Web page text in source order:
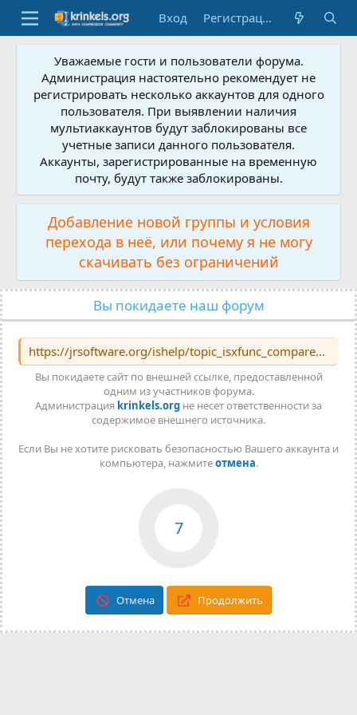
Вход Регистрация
Уважаемые гости и пользователи форума.
Администрация настоятельно рекомендует не
регистрировать несколько аккаунтов для одного
пользователя. При выявлении наличия
мультиаккаунтов будут заблокированы все
учетные записи данного пользователя.
Аккаунты, зарегистрированные на временную
почту, будут также заблокированы.
Добавление новой группы и условия
перехода в неё, или почему я не могу
скачивать без ограничений
Вы покидаете наш форум
https://jrsoftware.org/ishelp/topic_isxfunc_comparepackedversion.htm
Вы покидаете сайт по внешней ссылке, предоставленной
одним из участников форума.
Администрация krinkels.org не несет ответственности за
содержимое внешнего источника.
Если Вы не хотите рисковать безопасностью Вашего аккаунта и
компьютера, нажмитеотмена.
7
Отмена Продолжить